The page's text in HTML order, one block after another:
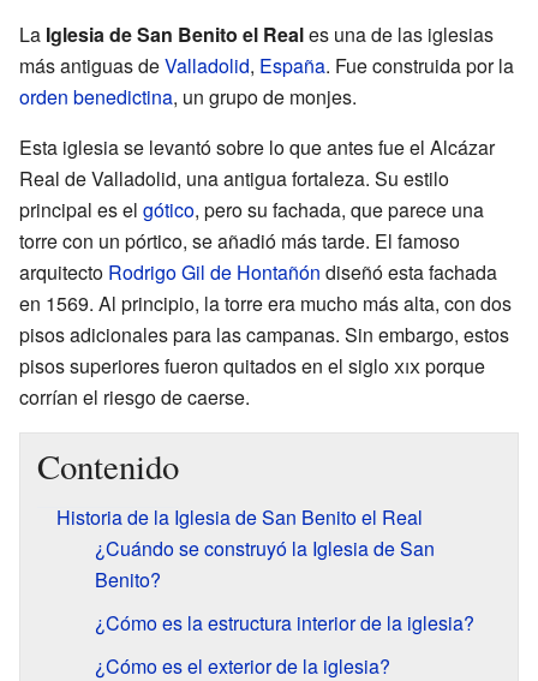
La Iglesia de San Benito el Reales una de las iglesias
más antiguas deValladolid, España. Fue construida por la
orden benedictina, un grupo de monjes.
Esta iglesia se levantó sobre lo que antes fue el Alcázar
Real de Valladolid, una antigua fortaleza. Su estilo
principal es el gótico, pero su fachada, que parece una
torre con un pórtico, se añadió más tarde. El famoso
arquitecto Rodrigo Gil de Hontañón diseñó esta fachada
en 1569. Al principio, la torre era mucho más alta, con dos
pisos adicionales para las campanas. Sin embargo, estos
pisos superiores fueron quitados en el sigloxixporque
corrían el riesgo de caerse.
Contenido
Historia de la Iglesia de San Benito el Real
¿Cuándo se construyó la Iglesia de San
Benito?
¿Cómo es la estructura interior de la iglesia?
¿Cómo es el exterior de la iglesia?